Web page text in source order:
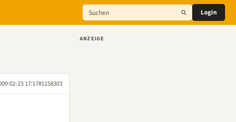
Login
02-23 17:17#1158303
ANZEIGE